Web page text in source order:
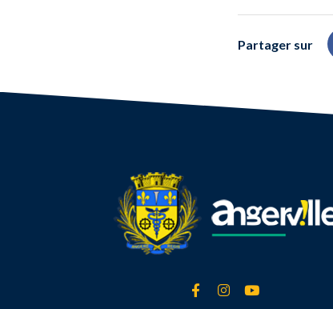
Partager sur
Lien vers le compte
Lien vers le
Lien vers